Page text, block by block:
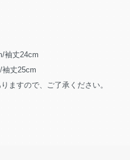
袖丈24cm
丈25cm
ますので、ご了承ください。